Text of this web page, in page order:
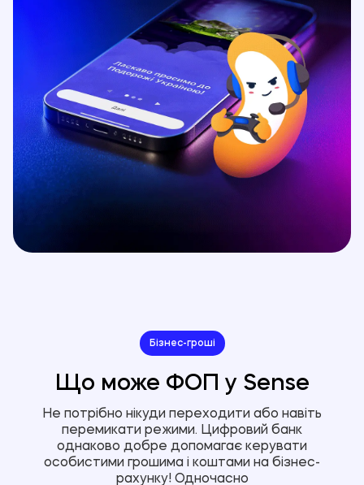
Бізнес-гроші
Що може ФОП у Sense
Не потрібно нікуди переходити або навіть
перемикати режими. Цифровий банк
однаково добре допомагає керувати
особистими грошима і коштами на бізнес-
рахунку! Одночасно